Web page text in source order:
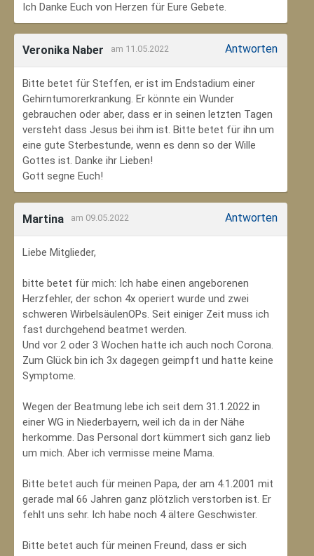
Ich Danke Euch von Herzen für Eure Gebete.
Veronika Naber am 11.05.2022 Antworten
Bitte betet für Steffen, er ist im Endstadium einer
Gehirntumorerkrankung. Er könnte ein Wunder
gebrauchen oder aber, dass er in seinen letzten Tagen
versteht dass Jesus bei ihm ist. Bitte betet für ihn um
eine gute Sterbestunde, wenn es denn so der Wille
Gottes ist. Danke ihr Lieben!
Gott segne Euch!
Martina am 09.05.2022 Antworten
Liebe Mitglieder,
bitte betet für mich: Ich habe einen angeborenen
Herzfehler, der schon 4x operiert wurde und zwei
schweren WirbelsäulenOPs. Seit einiger Zeit muss ich
fast durchgehend beatmet werden.
Und vor 2 oder 3 Wochen hatte ich auch noch Corona.
Zum Glück bin ich 3x dagegen geimpft und hatte keine
Symptome.
Wegen der Beatmung lebe ich seit dem 31.1.2022 in
einer WG in Niederbayern, weil ich da in der Nähe
herkomme. Das Personal dort kümmert sich ganz lieb
um mich. Aber ich vermisse meine Mama.
Bitte betet auch für meinen Papa, der am 4.1.2001 mit
gerade mal 66 Jahren ganz plötzlich verstorben ist. Er
fehlt uns sehr. Ich habe noch 4 ältere Geschwister.
Bitte betet auch für meinen Freund, dass er sich